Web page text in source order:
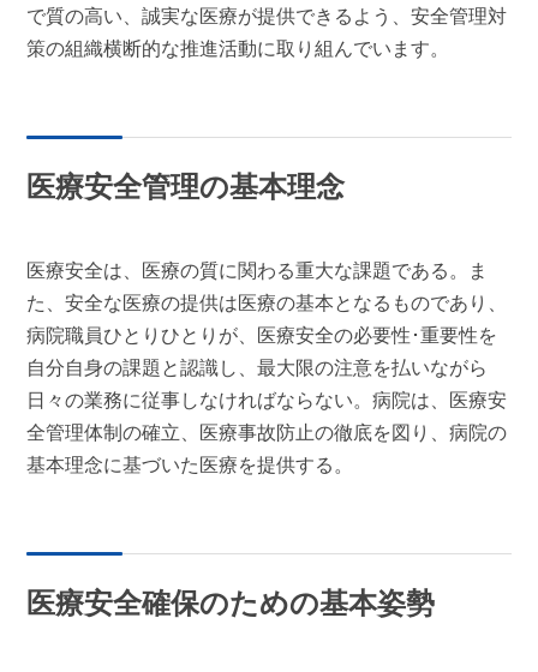
で質の高い、誠実な医療が提供できるよう、安全管理対
策の組織横断的な推進活動に取り組んでいます。
医療安全管理の基本理念
医療安全は、医療の質に関わる重大な課題である。ま
た、安全な医療の提供は医療の基本となるものであり、
病院職員ひとりひとりが、医療安全の必要性･重要性を
自分自身の課題と認識し、最大限の注意を払いながら
日々の業務に従事しなければならない。病院は、医療安
全管理体制の確立、医療事故防止の徹底を図り、病院の
基本理念に基づいた医療を提供する。
医療安全確保のための基本姿勢